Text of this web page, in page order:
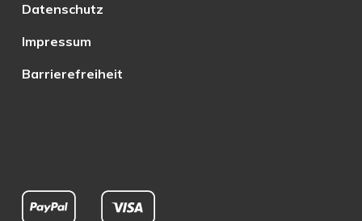
Datenschutz
Impressum
Barrierefreiheit